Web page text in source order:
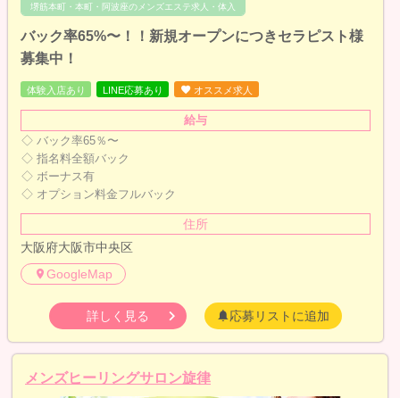
堺筋本町・本町・阿波座のメンズエステ求人・体入
バック率65%〜！！新規オープンにつきセラピスト様
募集中！
体験入店あり LINE応募あり オススメ求人
給与
◇ バック率65％〜
◇ 指名料全額バック
◇ ボーナス有
◇ オプション料金フルバック
住所
大阪府大阪市中央区
GoogleMap
詳しく見る 応募リストに追加
メンズヒーリングサロン旋律